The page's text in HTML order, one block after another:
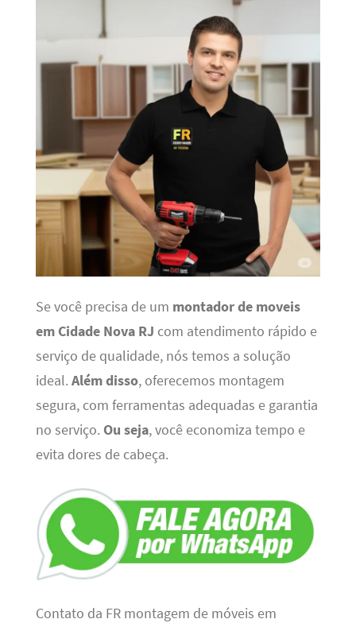
Se você precisa de um montador de moveis
em Cidade Nova RJ com atendimento rápido e
serviço de qualidade, nós temos a solução
ideal. Além disso, oferecemos montagem
segura, com ferramentas adequadas e garantia
no serviço. Ou seja, você economiza tempo e
evita dores de cabeça.
Contato da FR montagem de móveis em